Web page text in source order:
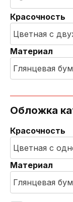
Красочность
Материал
Обложка
Красочность
Материал